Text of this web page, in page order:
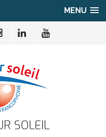
MENU
SOLEIL